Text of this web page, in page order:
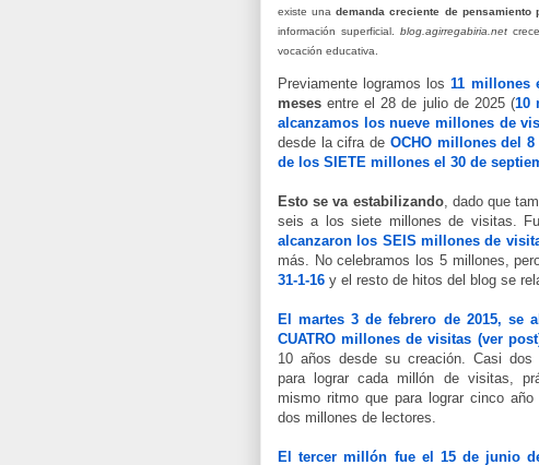
existe unademanda creciente de pensamiento
información superficial. blog.agirregabiria.netcrece
vocación educativa.
Previamente logramos los11 millones
meses entre el 28 de julio de 2025 (10
alcanzamos los nueve millones de
desde la cifra de OCHO millones del
de los SIETE millones el 30 de
Esto se va estabilizando, dado que
seis a los siete millones de visitas. F
alcanzaron los SEIS millones de
más. No celebramos los 5 millones,
31-1-16 y el resto de hitos del blog se
El martes 3 de febrero de 2015, se
CUATRO millones de visitas (ver
10 años desde su creación. Casi
para lograr cada millón de visitas,
mismo ritmo que para lograr cinco año
dos millones de lectores.
El tercer millón fue el 15 de junio